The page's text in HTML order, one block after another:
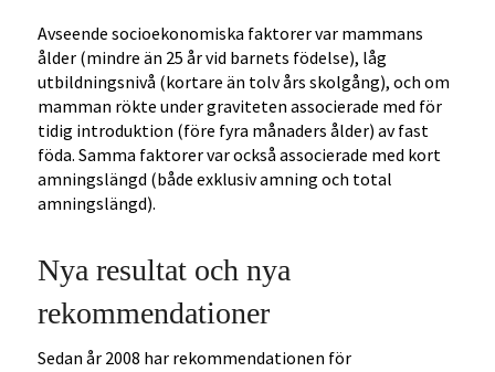
Avseende socioekonomiska faktorer var mammans
ålder (mindre än 25 år vid barnets födelse), låg
utbildningsnivå (kortare än tolv års skolgång), och om
mamman rökte under graviteten associerade med för
tidig introduktion (före fyra månaders ålder) av fast
föda. Samma faktorer var också associerade med kort
amningslängd (både exklusiv amning och total
amningslängd).
Nya resultat och nya
rekommendationer
Sedan år 2008 har rekommendationen för